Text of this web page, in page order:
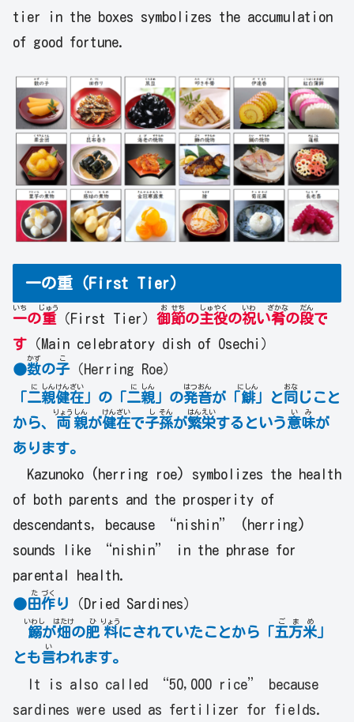
tier in the boxes symbolizes the accumulation
of good fortune.
一の重（First Tier）
一
いち
の重
じゅう
（First Tier） 御
お
節
せち
の主
しゅ
役
やく
の祝
いわ
い肴
ざかな
の段
だん
で
す （Main celebratory dish of Osechi）
●数
かず
の子
こ
（Herring Roe）
「 二
に
親
しん
健
けん
在
ざい
」の「 二
に
親
しん
」の発
はつ
音
おん
が「鯡
にしん
」と 同
おな
じこと
から、
両
りょう
親
しん
が健
けん
在
ざい
で子
し
孫
そん
が繁
はん
栄
えい
するという意
い
味
み
が
あります。
Kazunoko (herring roe) symbolizes the health
of both parents and the prosperity of
descendants, because “nishin” (herring)
sounds like “nishin” in the phrase for
parental health.
●田
た
作
づく
り
（Dried Sardines）
鰯
いわし
が畑
はたけ
の肥
ひ
料
りょう
にされていたことから「五
ご
万
ま
米
め
」
とも言
い
われます。
It is also called “50,000 rice” because
sardines were used as fertilizer for fields.